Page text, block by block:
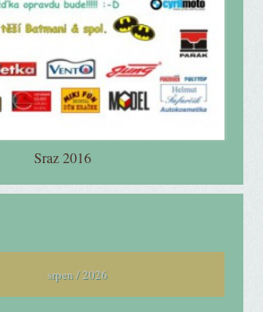
Sraz 2016
srpen / 2026